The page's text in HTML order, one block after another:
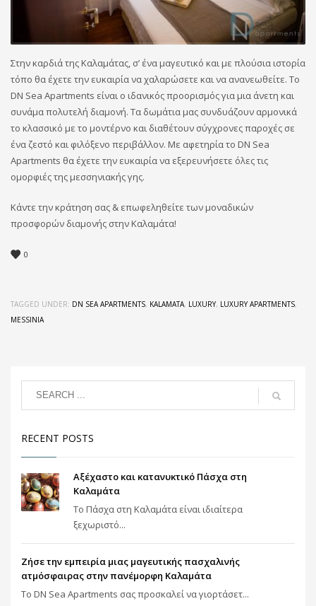
Στην καρδιά της Καλαμάτας, σ’ ένα μαγευτικό και με πλούσια ιστορία
τόπο θα έχετε την ευκαιρία να χαλαρώσετε και να ανανεωθείτε. Το
DN Sea Apartments είναι ο ιδανικός προορισμός για μια άνετη και
συνάμα πολυτελή διαμονή. Τα δωμάτια μας συνδυάζουν αρμονικά
το κλασσικό με το μοντέρνο και διαθέτουν σύγχρονες παροχές σε
ένα ζεστό και φιλόξενο περιβάλλον. Με αφετηρία το DN Sea
Apartments θα έχετε την ευκαιρία να εξερευνήσετε όλες τις
ομορφιές της μεσσηνιακής γης.
Κάντε την κράτηση σας & επωφεληθείτε των μοναδικών
προσφορών διαμονής στην Καλαμάτα!
0
TAGGED UNDER: DN SEA APARTMENTS, KALAMATA, LUXURY, LUXURY APARTMENTS,
MESSINIA
RECENT POSTS
Αξέχαστο και κατανυκτικό Πάσχα στη
Καλαμάτα
Το Πάσχα στη Καλαμάτα είναι ιδιαίτερα
ξεχωριστό...
Ζήσε την εμπειρία μιας μαγευτικής πασχαλινής
ατμόσφαιρας στην πανέμορφη Καλαμάτα
To DN Sea Apartments σας προσκαλεί να γιορτάσετ...